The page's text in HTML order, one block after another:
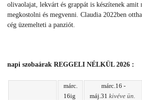
olivaolajat, lekvárt és grappát is készítenek amit
megkostolni és megvenni. Claudia 2022ben
cég üzemelteti a panziót.
napi szobaárak REGGELI NÉLKÜL 2026 :
márc.
16ig
márc.16 -
máj.31 kivéve ün.